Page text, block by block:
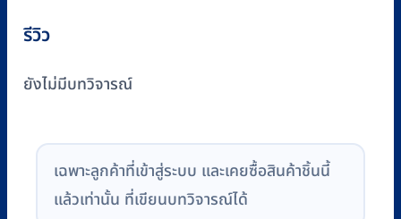
รีวิว
ยังไม่มีบทวิจารณ์
เฉพาะลูกค้าที่เข้าสู่ระบบ และเคยซื้อสินค้าชิ้นนี้
แล้วเท่านั้น ที่เขียนบทวิจารณ์ได้